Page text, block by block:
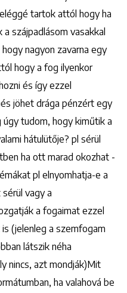
tartok attól hogy ha
szájpadlásom vasakkal
nagyon zavarna egy
hogy a fog ilyenkor
és így ezzel
jöhet drága pénzért egy
tudom, hogy kiműtik a
hátulütője? pl sérül
ha ott marad okozhat -
pl elnyomhatja-e a
vagy a
a fogaimat ezzel
(jelenleg a szemfogam
látszik néha
nincs, azt mondják)Mit
ha valahová be